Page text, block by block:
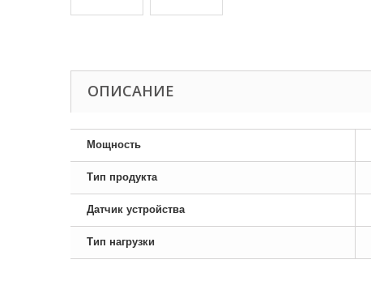
ОПИСАНИЕ
Мощность
Тип продукта
Датчик устройства
Тип нагрузки